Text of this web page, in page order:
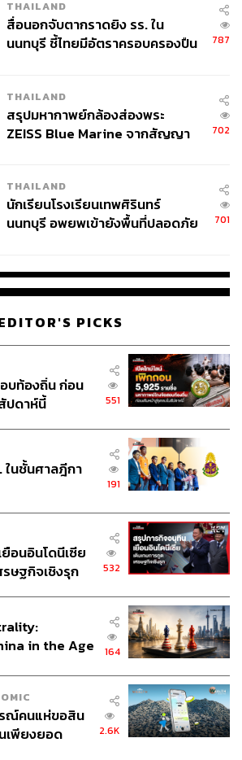
THAILAND
สื่อนอกจับตากราดยิง รร. ใน
นนทบุรี ชี้ไทยมีอัตราครอบครองปืน
787
THAILAND
สรุปมหากาพย์กล้องส่องพระ
ZEISS Blue Marine จากสัญญา
จ่ายหนี้-แอบระบุแบรนด์
702
THAILAND
นักเรียนโรงเรียนเทพศิรินทร์
นนทบุรี อพยพเข้ายังพื้นที่ปลอดภัย
701
PICKS
บท้องถิ่น ก่อน
ปดาห์นี้
551
ในชั้นศาลฎีกา
191
อนอินโดนีเซีย
ษฐกิจเชิงรุก
532
in the Age
164
รณ์คนแห่ขอสิน
เพียงยอด
2.6K